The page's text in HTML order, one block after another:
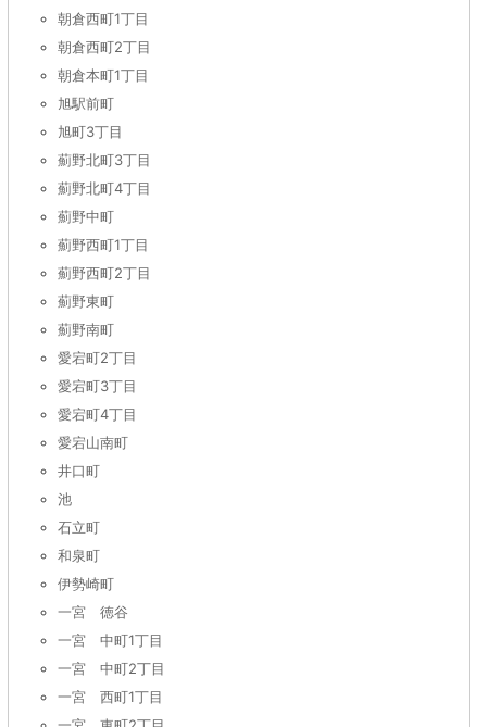
朝倉西町1丁目
朝倉西町2丁目
朝倉本町1丁目
旭駅前町
旭町3丁目
薊野北町3丁目
薊野北町4丁目
薊野中町
薊野西町1丁目
薊野西町2丁目
薊野東町
薊野南町
愛宕町2丁目
愛宕町3丁目
愛宕町4丁目
愛宕山南町
井口町
池
石立町
和泉町
伊勢崎町
一宮 徳谷
一宮 中町1丁目
一宮 中町2丁目
一宮 西町1丁目